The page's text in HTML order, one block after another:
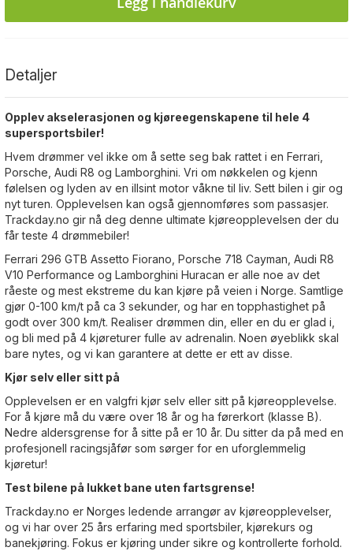
Detaljer
Opplev akselerasjonen og kjøreegenskapene til hele 4
supersportsbiler!
Hvem drømmer vel ikke om å sette seg bak rattet i en Ferrari,
Porsche, Audi R8 og Lamborghini. Vri om nøkkelen og kjenn
følelsen og lyden av en illsint motor våkne til liv. Sett bilen i gir og
nyt turen. Opplevelsen kan også gjennomføres som passasjer.
Trackday.no gir nå deg denne ultimate kjøreopplevelsen der du
får teste 4 drømmebiler!
Ferrari 296 GTB Assetto Fiorano, Porsche 718 Cayman, Audi R8
V10 Performance og Lamborghini Huracan er alle noe av det
råeste og mest ekstreme du kan kjøre på veien i Norge. Samtlige
gjør 0-100 km/t på ca 3 sekunder, og har en topphastighet på
godt over 300 km/t. Realiser drømmen din, eller en du er glad i,
og bli med på 4 kjøreturer fulle av adrenalin. Noen øyeblikk skal
bare nytes, og vi kan garantere at dette er ett av disse.
Kjør selv eller sitt på
Opplevelsen er en valgfri kjør selv eller sitt på kjøreopplevelse.
For å kjøre må du være over 18 år og ha førerkort (klasse B).
Nedre aldersgrense for å sitte på er 10 år. Du sitter da på med en
profesjonell racingsjåfør som sørger for en uforglemmelig
kjøretur!
Test bilene på lukket bane uten fartsgrense!
Trackday.no er Norges ledende arrangør av kjøreopplevelser,
og vi har over 25 års erfaring med sportsbiler, kjørekurs og
banekjøring. Fokus er kjøring under sikre og kontrollerte forhold.